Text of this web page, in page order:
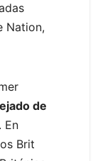
Nation,
de
. En
Brit